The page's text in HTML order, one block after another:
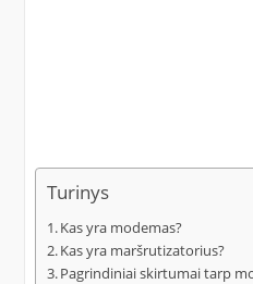
Turinys
Kas yra modemas?
Kas yra maršrutizatorius?
Pagrindiniai skirtumai tarp